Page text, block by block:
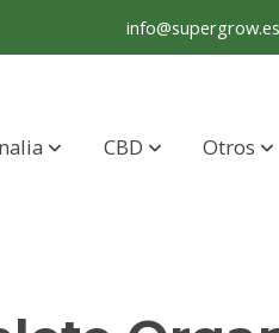
info@supergrow.es
CBD Otros